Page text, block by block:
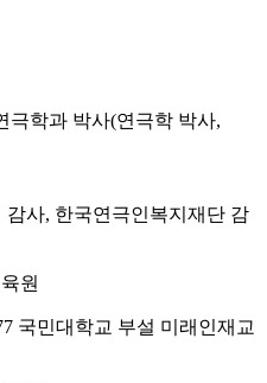
극학과 박사(연극학 박사,
감사, 한국연극인복지재단 감
국민대학교 부설 미래인재교